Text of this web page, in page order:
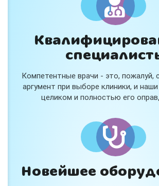
Компетентные врачи - это, пожалуй,
аргумент при выборе клиники, и
целиком и полностью его
Новейшее
Консультация ортопеда +
тейпирование за 1 приём
Вас или вашего ребёнка беспокоят:
- боли в спине, шее, коленях или
- дискомфорт после спорта и нагрузок?
В «Медлэнд» принимает известный
травматолог Шехмаметьев Али
В прием входит:
✔️ Осмотр и консультация врача
✔️ Рекомендации по вашей ситуации
✔️Тейпирование